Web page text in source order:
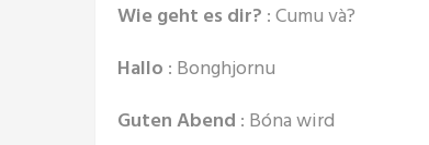
Wie geht es dir? : Cumu và?
Hallo : Bonghjornu
Guten Abend : Bóna wird